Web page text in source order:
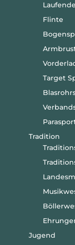
Flinte
Target
Tradition
Jugend